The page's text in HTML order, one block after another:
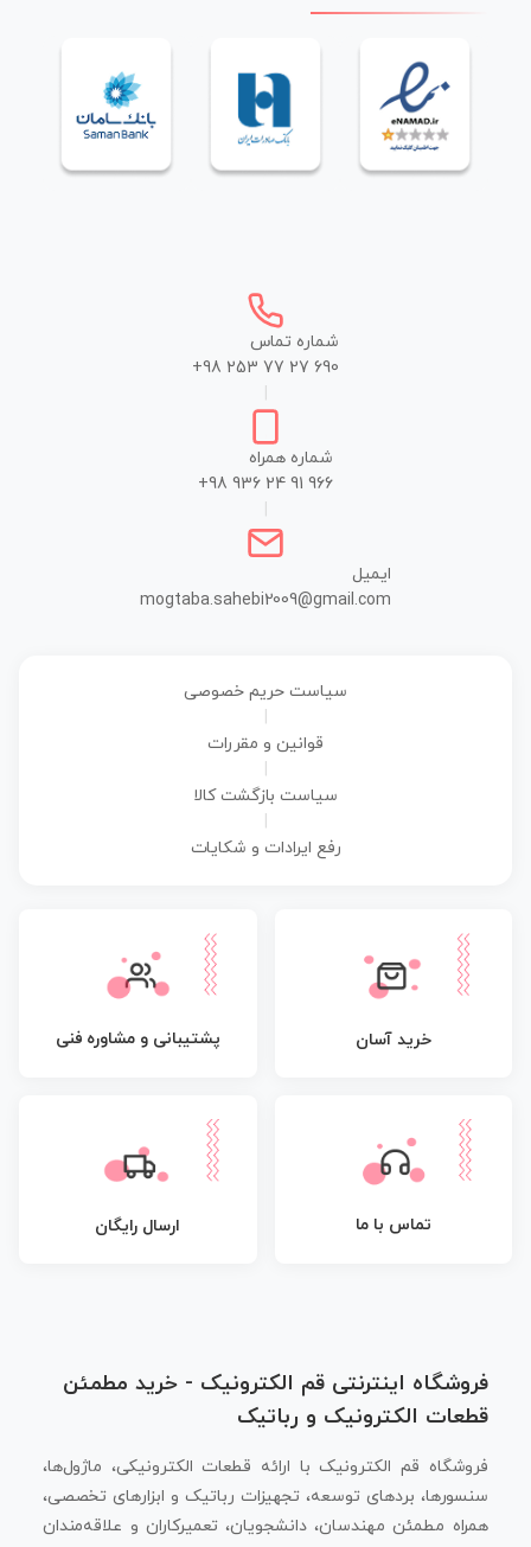
شماره تماس
+98 253 77 27 690
شماره همراه
+98 936 24 91 966
ایمیل
mogtaba.sahebi2009@gmail.com
سیاست حریم خصوصی
قوانین و مقررات
سیاست بازگشت کالا
رفع ایرادات و شکایات
خرید آسان پشتیبانی و مشاوره فنی
تماس با ما ارسال رایگان
فروشگاه اینترنتی قم الکترونیک - خرید مطمئن
قطعات الکترونیک و رباتیک
فروشگاه قم الکترونیک با ارائه قطعات الکترونیکی، ماژول‌ها،
سنسورها، بردهای توسعه، تجهیزات رباتیک و ابزارهای تخصصی،
همراه مطمئن مهندسان، دانشجویان، تعمیرکاران و علاقه‌مندان